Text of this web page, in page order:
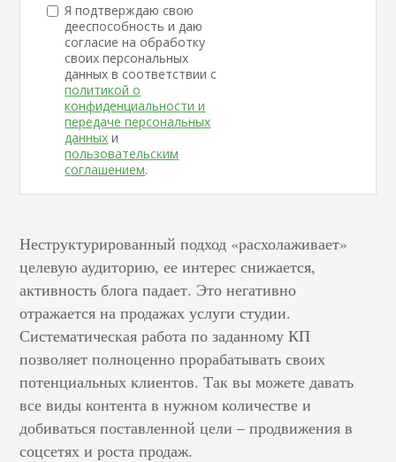
Я подтверждаю свою
дееспособность и даю
согласие на обработку
своих персональных
данных в соответствии с
политикой о
конфиденциальности и
передаче персональных
данных и
пользовательским
соглашением.
Неструктурированный подход «расхолаживает»
целевую аудиторию, ее интерес снижается,
активность блога падает. Это негативно
отражается на продажах услуги студии.
Систематическая работа по заданному КП
позволяет полноценно прорабатывать своих
потенциальных клиентов. Так вы можете давать
все виды контента в нужном количестве и
добиваться поставленной цели – продвижения в
соцсетях и роста продаж.